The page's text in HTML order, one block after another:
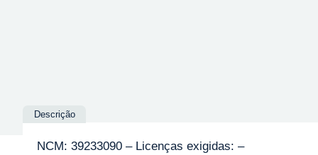
Descrição
NCM: 39233090 – Licenças exigidas: –